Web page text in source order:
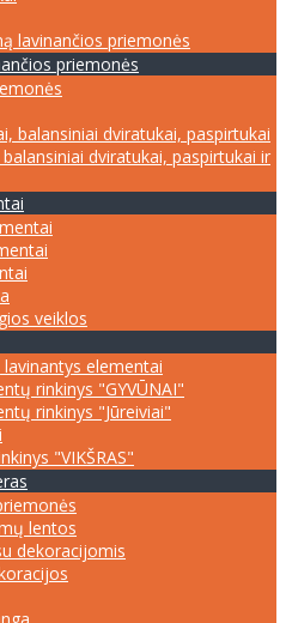
lavinančios priemonės
priemonės
balansiniai dviratukai, paspirtukai
dviratukai, paspirtukai ir
veiklos
elementai
rinkinys "GYVŪNAI"
rinkinys "Jūreiviai"
"VIKŠRAS"
lentos
dekoracijomis